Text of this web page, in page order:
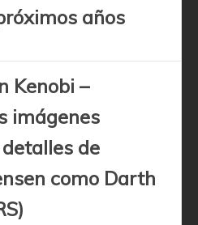
años
Kenobi –
imágenes
de
como Darth